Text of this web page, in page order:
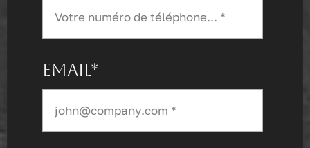
Email*